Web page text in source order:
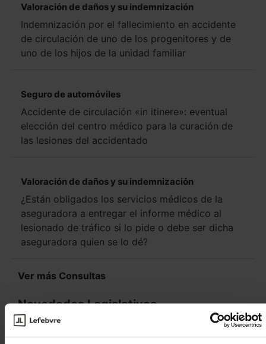
Valoración de daños y su indemnización
Indemnización por el fallecimiento en accidente
de circulación de uno de los progenitores y de
uno de los hijos de la unidad familiar
Seguro de automóviles
Accidente de circulación «in itinere»: eventual
elección del centro médico para la curación de
las lesiones del accidentado
Valoración de daños y su indemnización
¿Están obligados los servicios médicos de la
aseguradora a entregar el informe médico al
lesionado de tráfico si lo pide o debe ser dicha
aseguradora quien se lo dé?
Ver más Consultas
Novedades Legislativas